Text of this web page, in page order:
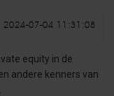
2024-07-04 11:31:08
equity in de
andere kenners van